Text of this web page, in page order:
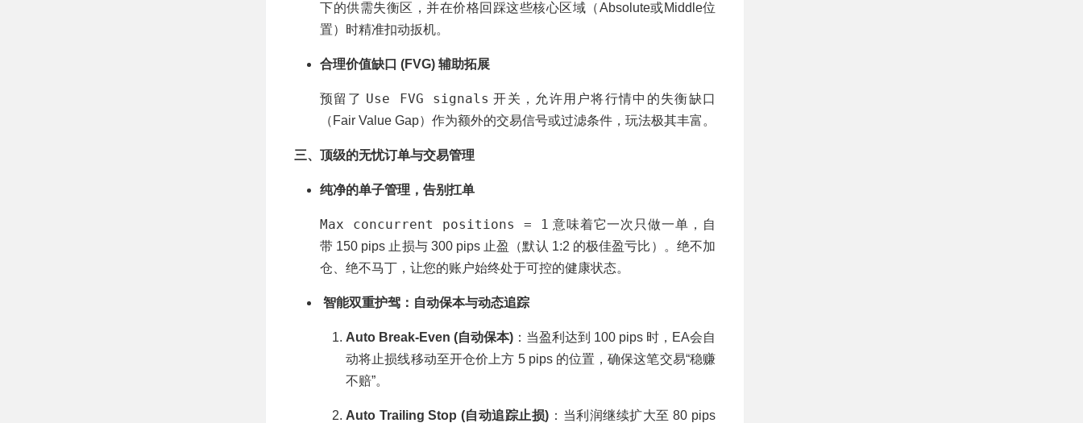
下的供需失衡区，并在价格回踩这些核心区域（Absolute或Middle位
置）时精准扣动扳机。
合理价值缺口 (FVG) 辅助拓展
预留了 Use FVG signals 开关，允许用户将行情中的失衡缺口
（Fair Value Gap）作为额外的交易信号或过滤条件，玩法极其丰富。
三、顶级的无忧订单与交易管理
纯净的单子管理，告别扛单
Max concurrent positions = 1 意味着它一次只做一单，自
带 150 pips 止损与 300 pips 止盈（默认 1:2 的极佳盈亏比）。绝不加
仓、绝不马丁，让您的账户始终处于可控的健康状态。
智能双重护驾：自动保本与动态追踪
Auto Break-Even (自动保本) ：当盈利达到 100 pips 时，EA会自
动将止损线移动至开仓价上方 5 pips 的位置，确保这笔交易“稳赚
不赔”。
Auto Trailing Stop (自动追踪止损) ：当利润继续扩大至 80 pips